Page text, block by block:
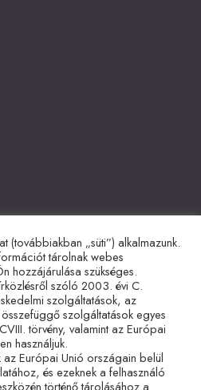
partnerek
Impresszum Sütitájékoztató
(továbbiakban „süti”) alkalmazunk.
tárolnak webes
hozzájárulása szükséges.
szóló 2003. évi C.
szolgáltatások, az
szolgáltatások egyes
törvény, valamint az Európai
használjuk.
Európai Unió országain belül
és ezeknek a felhasználó
történő tárolásához a